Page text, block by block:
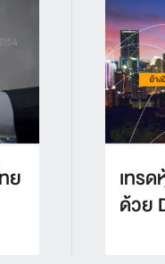
ย
เทร
ด้วย